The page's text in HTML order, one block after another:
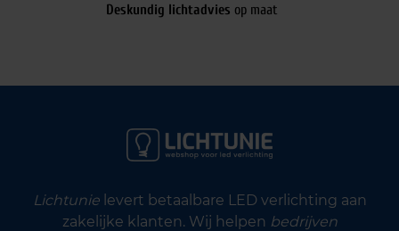
Deskundig lichtadvies op maat
Lichtunielevert betaalbare LED verlichting aan
zakelijke klanten. Wij helpen bedrijven